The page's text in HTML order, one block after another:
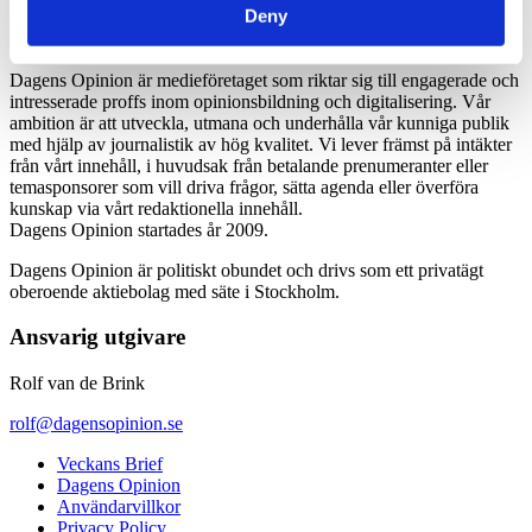
Deny
Dagens Opinion är medieföretaget som riktar sig till engagerade och
intresserade proffs inom opinionsbildning och digitalisering. Vår
ambition är att utveckla, utmana och underhålla vår kunniga publik
med hjälp av journalistik av hög kvalitet. Vi lever främst på intäkter
från vårt innehåll, i huvudsak från betalande prenumeranter eller
temasponsorer som vill driva frågor, sätta agenda eller överföra
kunskap via vårt redaktionella innehåll.
Dagens Opinion startades år 2009.
Dagens Opinion är politiskt obundet och drivs som ett privatägt
oberoende aktiebolag med säte i Stockholm.
Ansvarig utgivare
Rolf van de Brink
rolf@dagensopinion.se
Veckans Brief
Dagens Opinion
Användarvillkor
Privacy Policy